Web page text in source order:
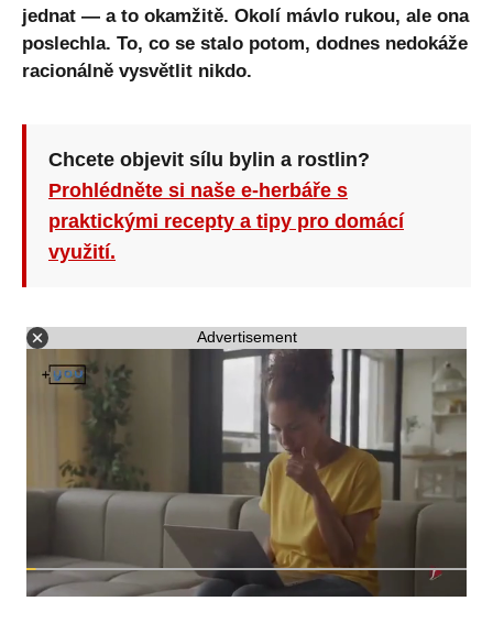
jednat — a to okamžitě. Okolí mávlo rukou, ale ona
poslechla. To, co se stalo potom, dodnes nedokáže
racionálně vysvětlit nikdo.
Chcete objevit sílu bylin a rostlin?
Prohlédněte si naše e-herbáře s
praktickými recepty a tipy pro domácí
využití.
Advertisement